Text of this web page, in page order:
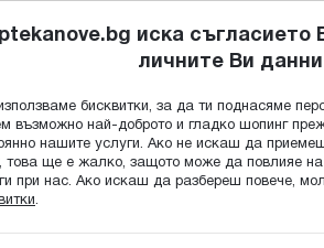
ГРИЖА ЗА МАЙКАТА И ДЕТЕТО
ЗА ПУДРА-10596
иска съгласието
личните Ви данни
бисквитки, за да ти поднасяме
възможно най-доброто и гладко шопинг
нашите услуги. Ако не искаш да
това ще е жалко, защото може да повлияе на
при нас. Ако искаш да разбереш повече,
.